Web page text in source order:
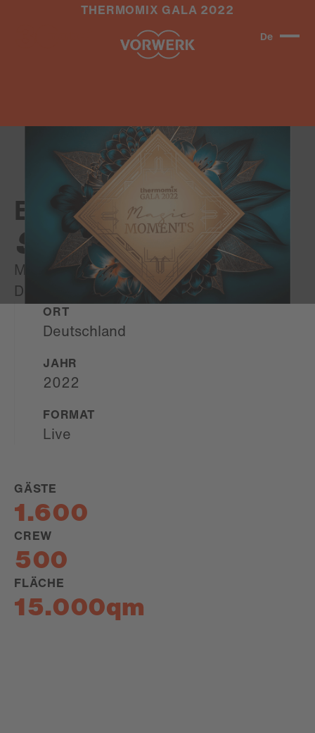
De
THERMOMIX GALA 2022
#LIVE #GALA
Eine Gala der
Superlative
Magic Moments auf der Vorwerk
Deutschland Thermomix Gala 2022.
ORT
Deutschland
JAHR
2022
FORMAT
Live
GÄSTE
1.600
CREW
500
FLÄCHE
15.000qm